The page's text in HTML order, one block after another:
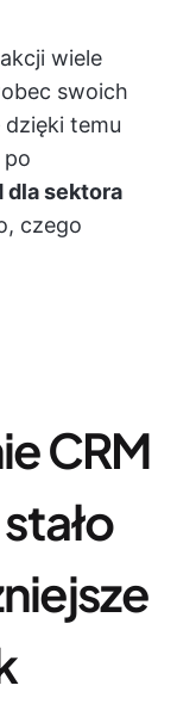
wiele
swoich
temu
dla sektora
czego
CRM